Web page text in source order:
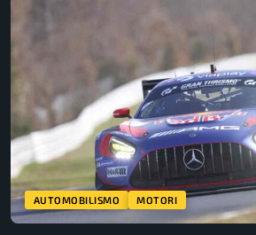
AUTOMOBILISMO MOTORI